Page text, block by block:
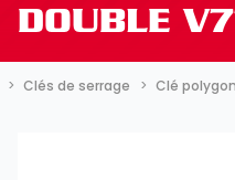
DOUBLE
Clés de serrage Clé